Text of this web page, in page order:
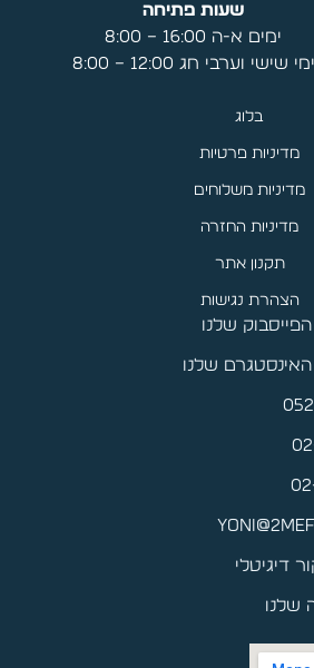
שעות פתיחה
ימים א-ה 16:00 – 8:00
ימי שישי וערבי חג 12:00 – 8:00
בלוג
מדיניות פרטיות
מדיניות משלוחים
מדיניות החזרה
תקנון אתר
הצהרת נגישות
שלנו
שלנו
דיגיטלי
שלנו